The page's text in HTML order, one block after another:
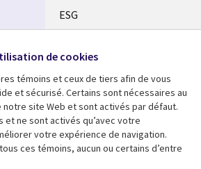
ESG
Fusions
Salle de presse
Support
de cookies
témoins et ceux de tiers afin de vous
et sécurisé. Certains sont nécessaires au
site Web et sont activés par défaut.
et ne sont activés qu’avec votre
votre expérience de navigation.
ces témoins, aucun ou certains d’entre